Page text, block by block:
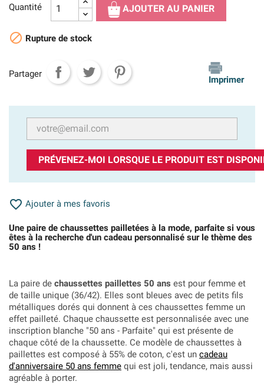
Quantité AJOUTER AU PANIER
 Rupture de stock
Partager
Imprimer
PRÉVENEZ-MOI LORSQUE LE PRODUIT EST
 Ajouter à mes favoris
Une paire de chaussettes pailletées à la mode, parfaite si vous
êtes à la recherche d'un cadeau personnalisé sur le thème des
50 ans !
La paire de chaussettes paillettes 50 ans est pour femme et
de taille unique (36/42). Elles sont bleues avec de petits fils
métalliques dorés qui donnent à ces chaussettes femme un
effet pailleté. Chaque chaussette est personnalisée avec une
inscription blanche "50 ans - Parfaite" qui est présente de
chaque côté de la chaussette. Ce modèle de chaussettes à
paillettes est composé à 55% de coton, c'est un cadeau
d'anniversaire 50 ans femme qui est joli, tendance, mais aussi
agréable à porter.